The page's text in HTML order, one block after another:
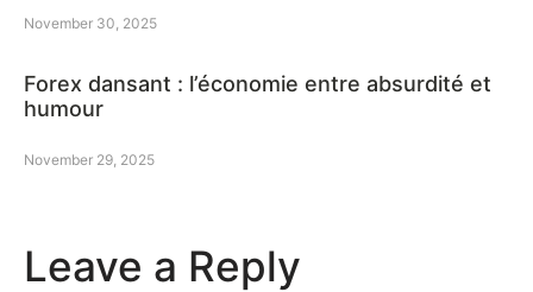
November 30, 2025
Forex dansant : l’économie entre absurdité et
humour
November 29, 2025
Leave a Reply